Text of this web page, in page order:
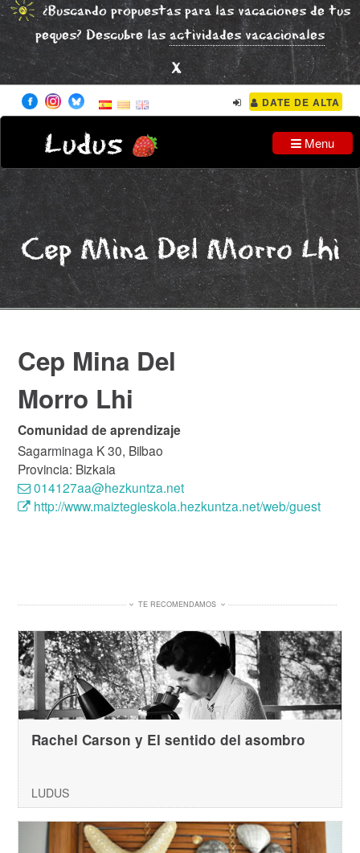
¿Buscando propuestas para las vacaciones de tus
peques? Descubre lasactividades vacacionales
x
DATE DE ALTA
Ludus Menu
Cep Mina Del Morro Lhi
Cep Mina Del
Morro Lhi
Comunidad de aprendizaje
Sagarminaga K 30, Bilbao
Provincia: Bizkaia
014127aa@hezkuntza.net
http://www.maiztegieskola.hezkuntza.net/web/guest
TE RECOMENDAMOS
Rachel Carson y El sentido del asombro
LUDUS